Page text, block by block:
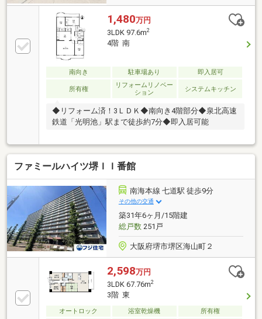
1,480万円
3LDK 97.6m2
4階 南
南向き 駐車場あり 即入居可
所有権
リフォームリノベー
ション
システムキッチン
◆リフォーム済！3ＬＤＫ◆南向き4階部分◆泉北高速
鉄道「光明池」駅まで徒歩約7分◆即入居可能
ファミールハイツ堺ＩＩ番館
南海本線 七道駅 徒歩9分
その他の交通
築31年6ヶ月/15階建
総戸数251戸
大阪府堺市堺区海山町２
2,598万円
3LDK 67.76m2
3階 東
オートロック 浴室乾燥機
所有権